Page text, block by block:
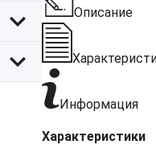
Описание
Информация
Характеристики